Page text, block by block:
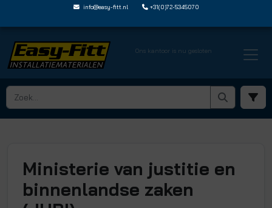
info@easy-fitt.nl +31(0)72-5345070
Ons kantoor is nu gesloten
Ministerie van justitie en
binnenlandse zaken